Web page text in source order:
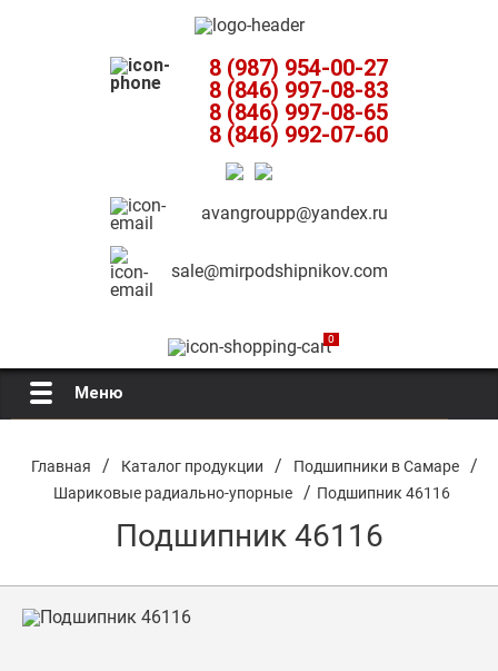
8 (987) 954-00-27
8 (846) 997-08-83
8 (846) 997-08-65
8 (846) 992-07-60
avangroupp@yandex.ru
sale@mirpodshipnikov.com
0
Меню
О компании
Оптовикам
Главная / Каталог продукции / Подшипники в Самаре /
Шариковые радиально-упорные / Подшипник 46116
Подшипник 46116